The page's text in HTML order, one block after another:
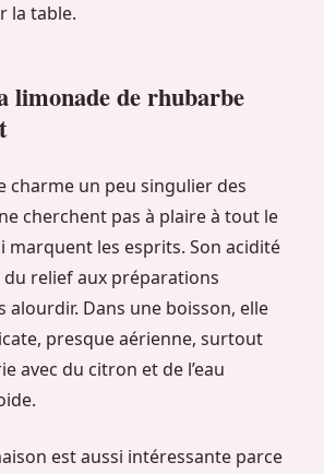
la table.
limonade de rhubarbe
charme un peu singulier des
cherchent pas à plaire à tout le
marquent les esprits. Son acidité
relief aux préparations
alourdir. Dans une boisson, elle
presque aérienne, surtout
avec du citron et de l’eau
est aussi intéressante parce